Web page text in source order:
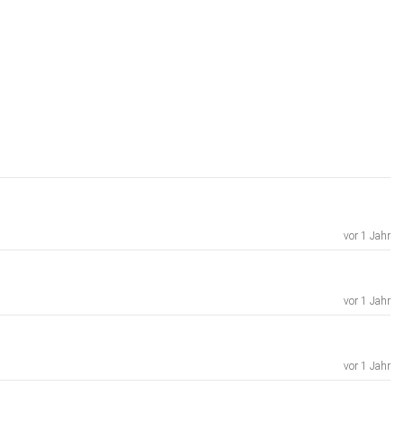
vor 1 Jahr
vor 1 Jahr
vor 1 Jahr